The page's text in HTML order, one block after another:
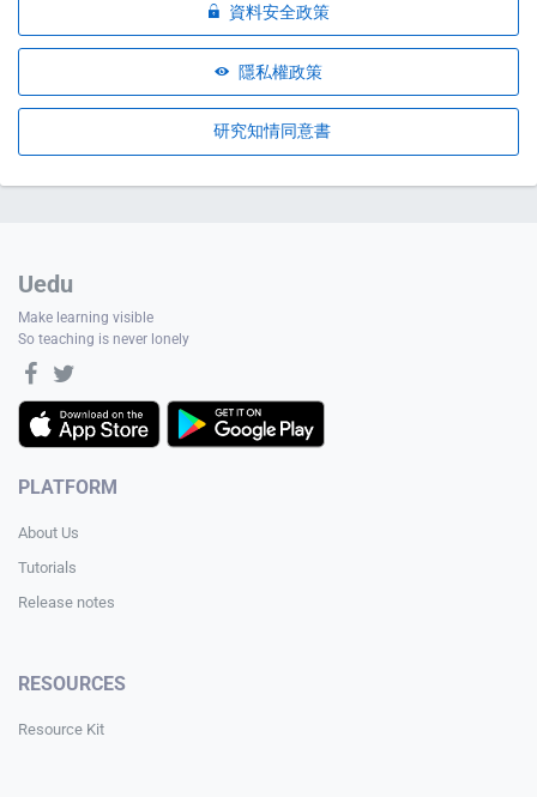
資料安全政策
隱私權政策
研究知情同意書
Uedu
Make learning visible
So teaching is never lonely
PLATFORM
About Us
Tutorials
Release notes
RESOURCES
Resource Kit